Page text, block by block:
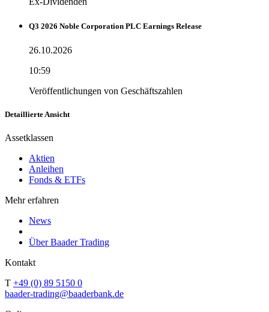
Q3 2026 Noble Corporation PLC Earnings Release
26.10.2026
10:59
Veröffentlichungen von Geschäftszahlen
Detaillierte Ansicht
Assetklassen
Aktien
Anleihen
Fonds & ETFs
Mehr erfahren
News
Über Baader Trading
Kontakt
T +49 (0) 89 5150 0
baader-trading@baaderbank.de